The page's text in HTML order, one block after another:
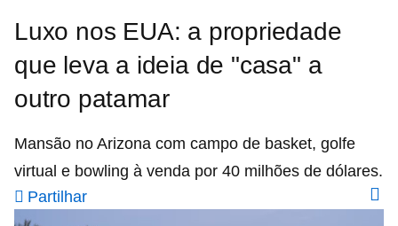
Luxo nos EUA: a propriedade
que leva a ideia de "casa" a
outro patamar
Mansão no Arizona com campo de basket, golfe
virtual e bowling à venda por 40 milhões de dólares.
Partilhar